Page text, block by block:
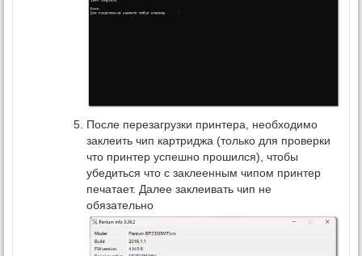
После перезагрузки принтера, необходимо
заклеить чип картриджа (только для проверки
что принтер успешно прошился), чтобы
убедиться что с заклеенным чипом принтер
печатает. Далее заклеивать чип не
обязательно